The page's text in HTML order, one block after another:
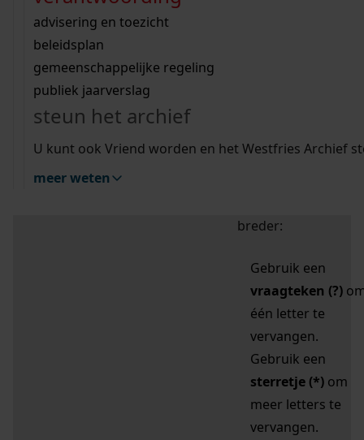
bouwvergunningen
omgevingsvergunningen
vergunningen
beeld en geluid
uitleg nodig?
Wij helpen u op weg met een aantal zoektips.
bekijk alle zoektips
Wij helpen u op weg met een aantal zoektips.
bekijk alle zoektips
bekijk ons geschiedenislokaal
advisering en toezicht
beleidsplan
gemeenschappelijke regeling
publiek jaarverslag
steun het archief
U kunt ook Vriend worden en het Westfries Archief
meer weten
zoektips
Mijn Studiezaal (inloggen)
uw zoekopdracht te
breder:
Gebruik een
vraagteken (?)
één letter te
vervangen.
Gebruik een
sterretje (*) om
meer letters te
vervangen.